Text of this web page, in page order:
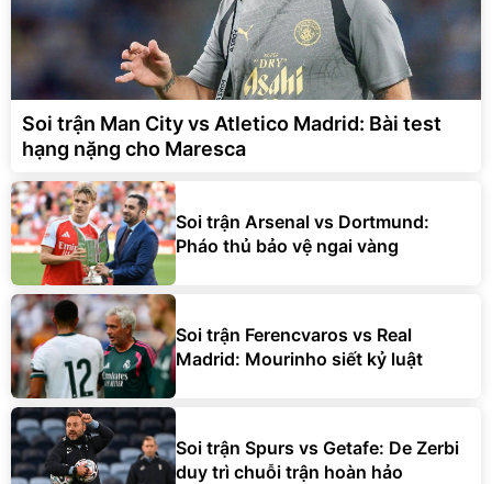
Soi trận Man City vs Atletico Madrid: Bài test
hạng nặng cho Maresca
Soi trận Arsenal vs Dortmund:
Pháo thủ bảo vệ ngai vàng
Soi trận Ferencvaros vs Real
Madrid: Mourinho siết kỷ luật
Soi trận Spurs vs Getafe: De Zerbi
duy trì chuỗi trận hoàn hảo